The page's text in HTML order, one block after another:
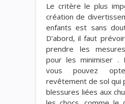
Le critère le plus
création de
enfants est sans
D’abord, il faut
prendre les
pour les minimiser .
vous pouvez
revêtement de sol qui
blessures liées aux